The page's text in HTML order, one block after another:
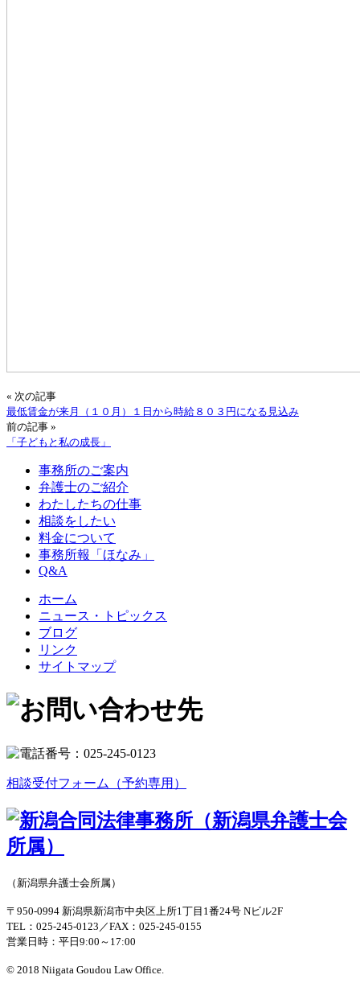
« 次の記事
最低賃金が来月（１０月）１日から時給８０３円になる見込み
前の記事 »
「子どもと私の成長」
事務所のご案内
弁護士のご紹介
わたしたちの仕事
相談をしたい
料金について
事務所報「ほなみ」
Q&A
ホーム
ニュース・トピックス
ブログ
リンク
サイトマップ
相談受付フォーム（予約専用）
（新潟県弁護士会所属）
〒950-0994 新潟県新潟市中央区上所1丁目1番24号 Nビル2F
TEL：025-245-0123／FAX：025-245-0155
営業日時：平日9:00～17:00
© 2018 Niigata Goudou Law Office.